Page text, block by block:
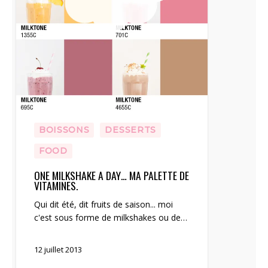
BOISSONS
DESSERTS
FOOD
ONE MILKSHAKE A DAY… MA PALETTE DE
VITAMINES.
Qui dit été, dit fruits de saison... moi
c'est sous forme de milkshakes ou de…
12 juillet 2013